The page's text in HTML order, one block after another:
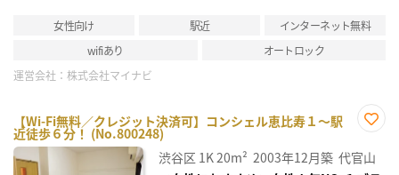
女性向け 駅近
インターネット無料
wifiあり
オートロック
運営会社： 株式会社マイナビ
【Wi-Fi無料／クレジット決済可】コンシェル恵比寿１～駅
近徒歩６分！ (No.800248)
に入
り登
渋谷区 1K20m² 2003年12月築 代官山